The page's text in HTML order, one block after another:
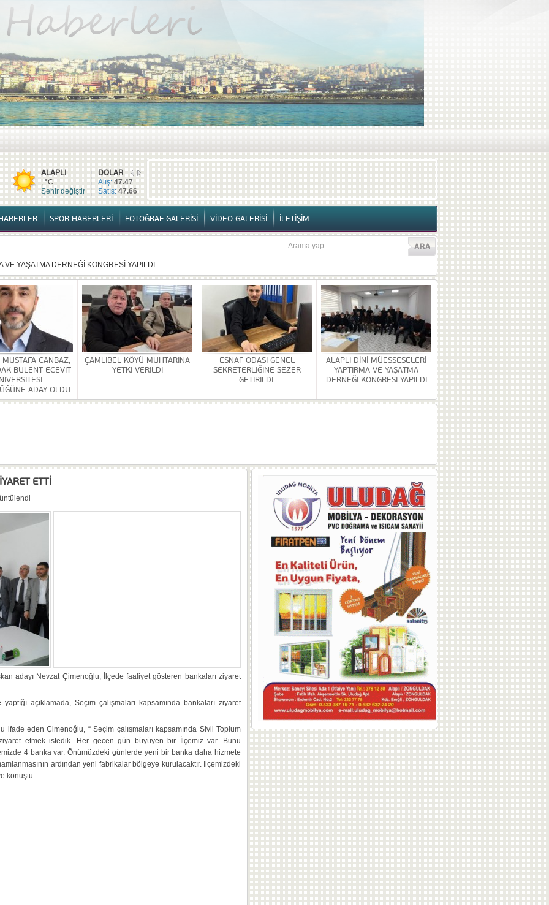
TÜM HABERLER YURTTAN HABERLER SPOR HABERLERİ FOTOĞRAF GALERİSİ VİDEO GALERİSİ İLETİŞİM
DOLAR
Alış:47.47
Satış:47.66
ALAPLI
, °C
Şehir değiştir
SPOR HABERLERİ FOTOĞRAF GALERİSİ VİDEO GALERİSİ İLETİŞİM
YAŞATMA DERNEĞİ KONGRESİ YAPILDI
SONA ERDİ
KALDIRILDI
DÜZENLENDİ
BİNASİ YAPILACAK
MUSTAFA CANBAZ,
BÜLENT ECEVİT
ADAY OLDU
ÇAMLIBEL KÖYÜ MUHTARINA
YETKİ VERİLDİ
ESNAF ODASI GENEL
SEKRETERLİĞİNE SEZER
GETİRİLDİ.
ALAPLI DİNİ MÜESSESELERİ
YAPTIRMA VE YAŞATMA
DERNEĞİ KONGRESİ YAPILDI
ETTİ
adayı Nevzat Çimenoğlu, İlçede faaliyet gösteren bankaları ziyaret
açıklamada, Seçim çalışmaları kapsamında bankaları ziyaret
eden Çimenoğlu, “ Seçim çalışmaları kapsamında Sivil Toplum
ziyaret etmek istedik. Her gecen gün büyüyen bir İlçemiz var. Bunu
4 banka var. Önümüzdeki günlerde yeni bir banka daha hizmete
ardından yeni fabrikalar bölgeye kurulacaktır. İlçemizdeki
konuştu.